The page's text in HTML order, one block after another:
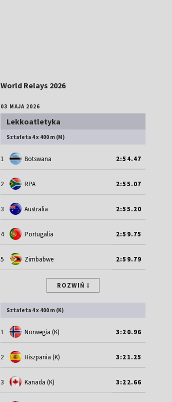
World Relays 2026
03 MAJA 2026
Lekkoatletyka
Sztafeta 4 x 400 m (M)
1 Botswana 2:54.47
2 RPA 2:55.07
3 Australia 2:55.20
4 Portugalia 2:59.75
5 Zimbabwe 2:59.79
ROZWIŃ
Sztafeta 4 x 400 m (K)
1 Norwegia (K) 3:20.96
2 Hiszpania (K) 3:21.25
3 Kanada (K) 3:22.66